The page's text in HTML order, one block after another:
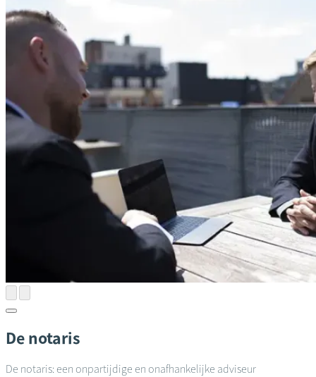
De notaris
De notaris: een onpartijdige en onafhankelijke adviseur